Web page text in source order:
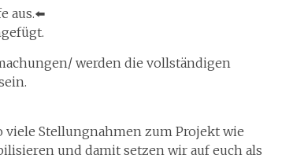
aus.⬅️
werden die vollständigen
Stellungnahmen zum Projekt wie
und damit setzen wir auf euch als